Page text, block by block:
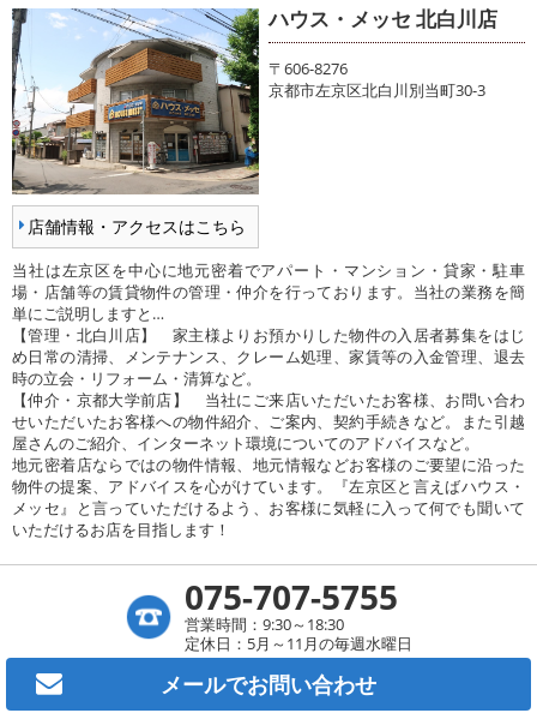
店舗情報・アクセスはこちら
ハウス・メッセ 北白川店
〒606-8276
京都市左京区北白川別当町30-3
当社は左京区を中心に地元密着でアパート・マンション・貸家・駐車
場・店舗等の賃貸物件の管理・仲介を行っております。当社の業務を簡
単にご説明しますと…
【管理・北白川店】 家主様よりお預かりした物件の入居者募集をはじ
め日常の清掃、メンテナンス、クレーム処理、家賃等の入金管理、退去
時の立会・リフォーム・清算など。
【仲介・京都大学前店】 当社にご来店いただいたお客様、お問い合わ
せいただいたお客様への物件紹介、ご案内、契約手続きなど。また引越
屋さんのご紹介、インターネット環境についてのアドバイスなど。
地元密着店ならではの物件情報、地元情報などお客様のご要望に沿った
物件の提案、アドバイスを心がけています。『左京区と言えばハウス・
メッセ』と言っていただけるよう、お客様に気軽に入って何でも聞いて
いただけるお店を目指します！
075-707-5755
営業時間：9:30～18:30
定休日：5月～11月の毎週水曜日
メールでお問い合わせ